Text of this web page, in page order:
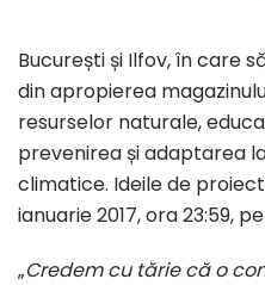
București și Ilfov, în care
din apropierea
resurselor naturale,
prevenirea și adaptarea
climatice. Ideile de
ianuarie 2017, ora 23:59,
„Credem cu tărie că o